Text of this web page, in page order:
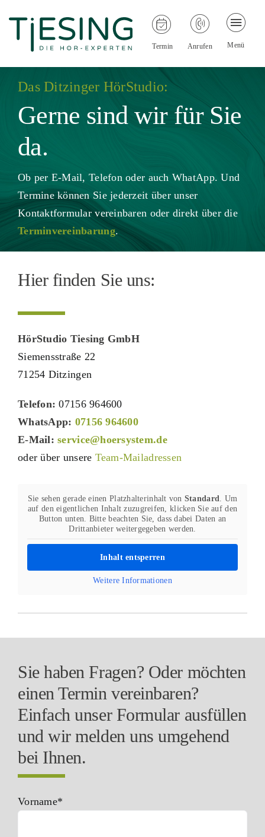
springen
Termin
Toggle
Anrufen
WhatsApp
Anrufen Menü
Das Ditzinger HörStudio:
Gerne sind wir für Sie
da.
Ob per E-Mail, Telefon oder auch WhatApp. Und
Termine können Sie jederzeit über unser
Kontaktformular vereinbaren oder direkt über die
Terminvereinbarung.
Hier finden Sie uns:
HörStudio Tiesing GmbH
Siemensstraße 22
71254 Ditzingen
Telefon: 07156 964600
WhatsApp: 07156 964600
E-Mail: service@hoersystem.de
oder über unsere Team-Mailadressen
Sie sehen gerade einen Platzhalterinhalt von Standard. Um
auf den eigentlichen Inhalt zuzugreifen, klicken Sie auf den
Button unten. Bitte beachten Sie, dass dabei Daten an
Drittanbieter weitergegeben werden.
Inhalt entsperren
Weitere Informationen
Sie haben Fragen? Oder möchten
einen Termin vereinbaren?
Einfach unser Formular ausfüllen
und wir melden uns umgehend
bei Ihnen.
Vorname*